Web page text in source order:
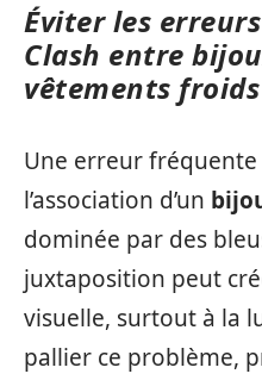
Éviter les
Clash entre
vêtements froids
Une erreur
l’association d’un
dominée par des
juxtaposition peut
visuelle, surtout à la
pallier ce problème,